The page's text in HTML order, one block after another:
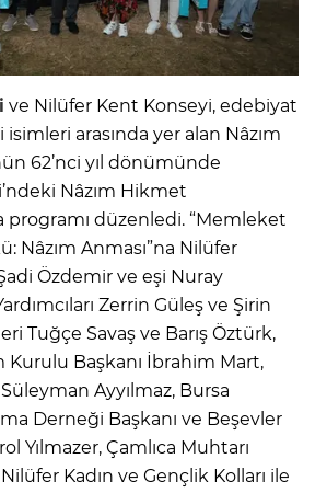
ve Nilüfer Kent Konseyi, edebiyat
arasında yer alan Nâzım
62’nci yıl dönümünde
Nâzım Hikmet
programı düzenledi. “Memleket
Nâzım Anması”na Nilüfer
Özdemir ve eşi Nuray
Zerrin Güleş ve Şirin
Tuğçe Savaş ve Barış Öztürk,
Kurulu Başkanı İbrahim Mart,
Ayyılmaz, Bursa
Derneği Başkanı ve Beşevler
Yılmazer, Çamlıca Muhtarı
Kadın ve Gençlik Kolları ile